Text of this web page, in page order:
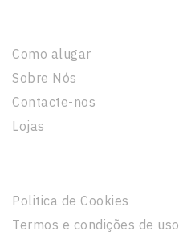
Como alugar
Sobre Nós
Contacte-nos
Lojas
Politica de Cookies
Termos e condições de uso